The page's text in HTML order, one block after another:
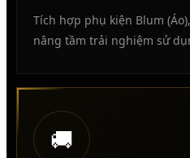
Tích hợp phụ kiện Blum
nâng tầm trải nghiệm sử
🚚